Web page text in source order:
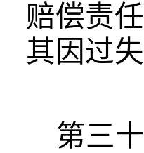
赔偿责
其因过
第三